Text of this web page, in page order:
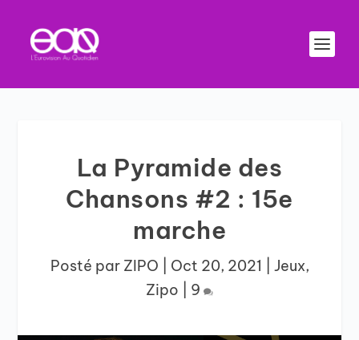
La Pyramide des
Chansons #2 : 15e
marche
Posté par ZIPO Oct 20, 2021 Jeux,
Zipo
9